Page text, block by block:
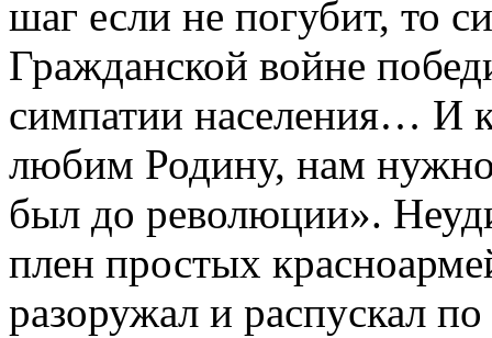
шаг если не погубит, то
Гражданской войне
симпатии населения… И
любим Родину, нам нужно
был до революции».
плен простых
разоружал и распускал